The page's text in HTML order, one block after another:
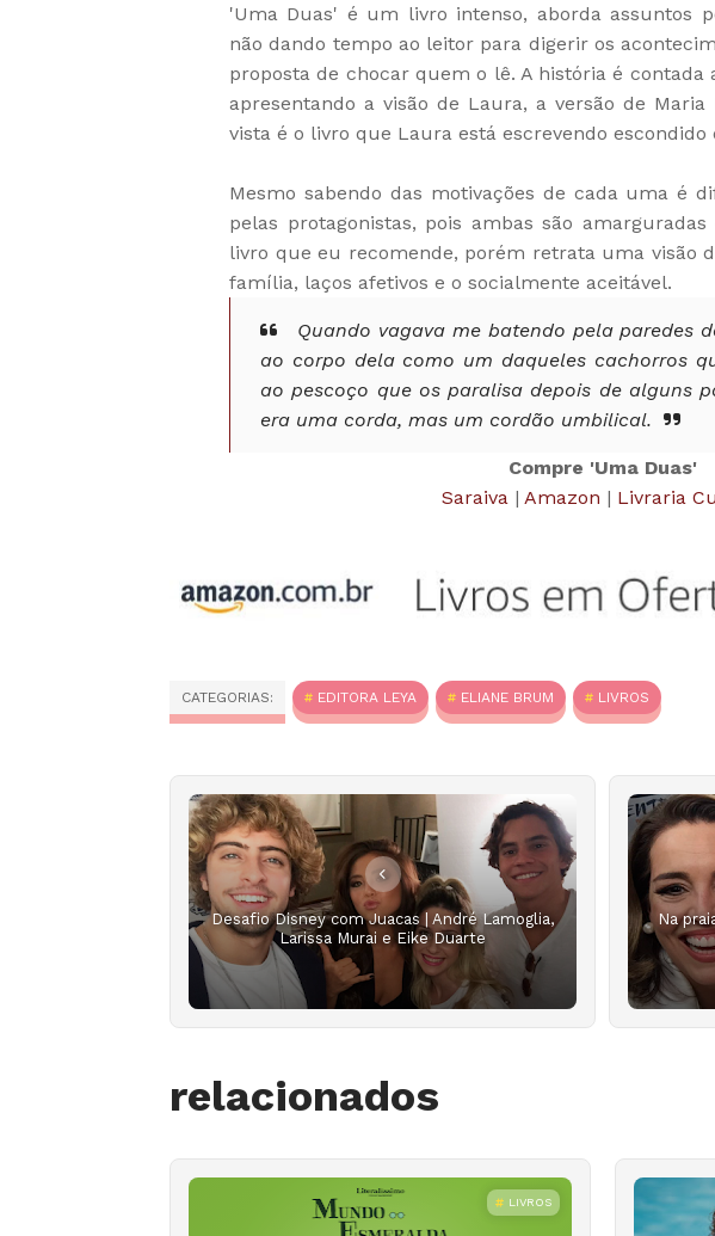
'Uma Duas' é um livro intenso, aborda assuntos
não dando tempo ao leitor para digerir os
proposta de chocar quem o lê. A história é contada
apresentando a visão de Laura, a versão de
vista é o livro que Laura está escrevendo escondido
Mesmo sabendo das motivações de cada uma é
pelas protagonistas, pois ambas são
livro que eu recomende, porém retrata uma visão
família, laços afetivos e o socialmente aceitável.
Quando vagava me batendo pela paredes
ao corpo dela como um daqueles cachorros
ao pescoço que os paralisa depois de alguns
era uma corda, mas um cordão umbilical.
Compre 'Uma Duas'
Saraiva | Amazon | Livraria
CATEGORIAS: EDITORA LEYA ELIANE BRUM LIVROS
Desafio Disney com Juacas | André Lamoglia,
Larissa Murai e Eike Duarte
Na
relacionados
LIVROS